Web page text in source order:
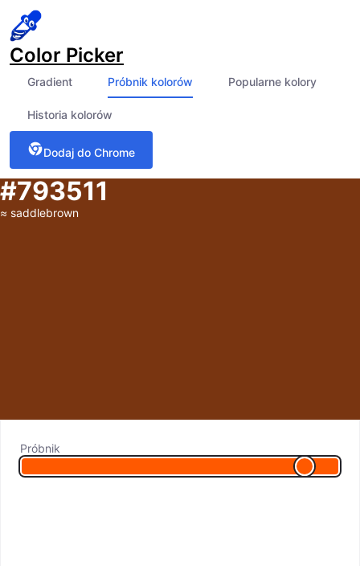
Color Picker
Gradient Próbnik kolorów Popularne kolory
Historia kolorów
Dodaj do Chrome
#793511
≈ saddlebrown
Próbnik